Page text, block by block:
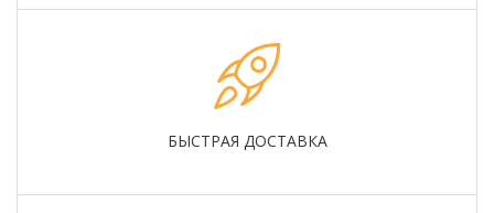
БЫСТРАЯ ДОСТАВКА